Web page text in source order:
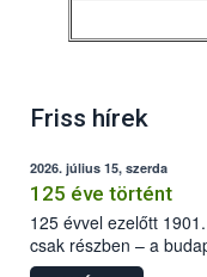
Friss hírek
2026. július 15, szerda
125 éve történt
125 évvel ezelőtt
csak részben – a
állomás a Kis Rókus